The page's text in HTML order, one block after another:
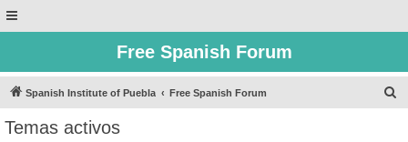
Free Spanish Forum
Spanish Institute of Puebla Free Spanish Forum
Temas activos